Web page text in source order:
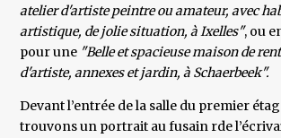
atelier d'artiste peintre ou amateur, avec
artistique, de jolie situation, à Ixelles", ou
pour une "Belle et spacieuse maison de
d'artiste, annexes et jardin, à Schaerbeek".
Devant l’entrée de la salle du premier
trouvons un portrait au fusain rde